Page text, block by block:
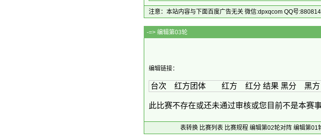
注意：本站内容与下面百度广告无关 微信:dpxqcom QQ号
-=> 编辑
编辑链接：
台次 红方团体 红方 红分 结果 黑分
此比赛不存在或还未通过审核或您目前不是本赛
表转换 比赛列表 比赛规程 编辑第02轮对阵 编辑第01